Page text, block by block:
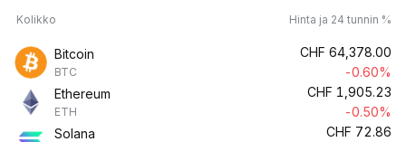
Kolikko Hinta ja 24 tunnin %
Bitcoin
BTC
CHF 64,378.00
-0.60%
Ethereum
ETH
CHF 1,905.23
-0.50%
Solana
CHF 72.86